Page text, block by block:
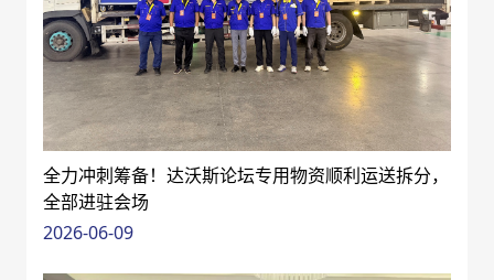
全力冲刺筹备！达沃斯论坛专用物资顺利运送拆分，
全部进驻会场
2026-06-09